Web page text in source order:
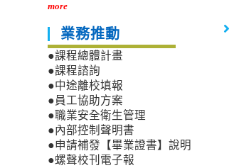
more
業務推動
●課程總體計畫
●課程諮詢
●中途離校填報
●員工協助方案
●職業安全衛生管理
●內部控制聲明書
●申請補發【畢業證書】說明
●螺聲校刊電子報